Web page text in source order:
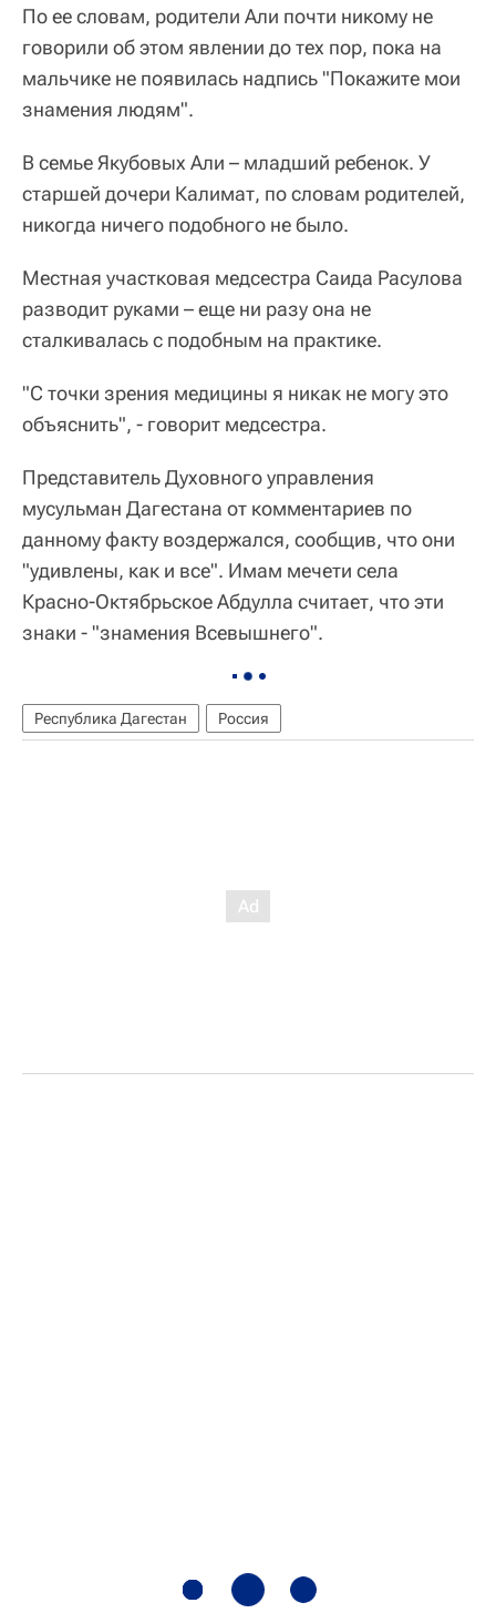
По ее словам, родители Али почти никому не
говорили об этом явлении до тех пор, пока на
мальчике не появилась надпись "Покажите мои
знамения людям".
В семье Якубовых Али – младший ребенок. У
старшей дочери Калимат, по словам родителей,
никогда ничего подобного не было.
Местная участковая медсестра Саида Расулова
разводит руками – еще ни разу она не
сталкивалась с подобным на практике.
"С точки зрения медицины я никак не могу это
объяснить", - говорит медсестра.
Представитель Духовного управления
мусульман Дагестана от комментариев по
данному факту воздержался, сообщив, что они
"удивлены, как и все". Имам мечети села
Красно-Октябрьское Абдулла считает, что эти
знаки - "знамения Всевышнего".
Республика Дагестан Россия